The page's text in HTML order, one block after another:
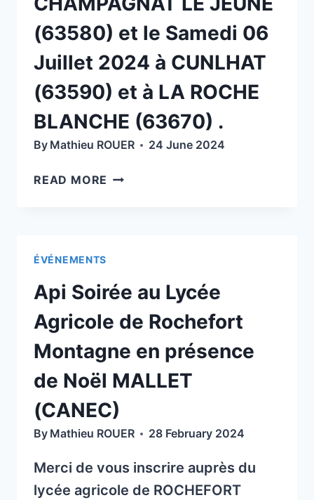
H
À
H
(63580) et le Samedi 06
Juillet 2024 à CUNLHAT
(63590) et à LA ROCHE
BLANCHE (63670) .
By Mathieu ROUER 24 June 2024
READ MORE DEMI-
COMPTAGE
VARROAS
DE
14H
À
LE
MARDI
2
JUILLET
À
CHAMPAGNAT
ÉVÉNEMENTS
Api Soirée au Lycée
Agricole de Rochefort
Montagne en présence
de Noël MALLET
(CANEC)
By Mathieu ROUER 28 February 2024
Merci de vous inscrire auprès du
lycée agricole de ROCHEFORT